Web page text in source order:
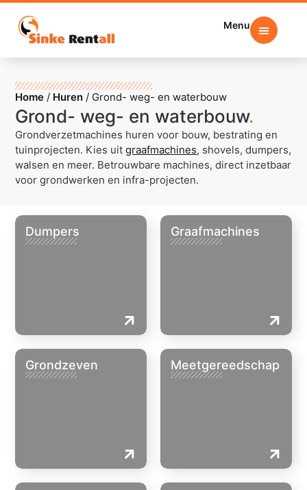
Menu
Home / Huren / Grond- weg- en waterbouw
Grond- weg- en waterbouw.
Grondverzetmachines huren voor bouw, bestrating en
tuinprojecten. Kies uitgraafmachines, shovels, dumpers,
walsen en meer. Betrouwbare machines, direct inzetbaar
voor grondwerken en infra-projecten.
Dumpers Graafmachines
Grondzeven Meetgereedschap